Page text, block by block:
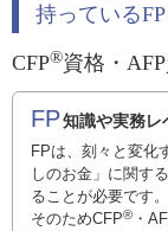
持っている
CFP®資格・
FP知識や実務レ
FPは、刻々と変化
しのお金」に関す
ることが必要です。
そのためCFP® ・